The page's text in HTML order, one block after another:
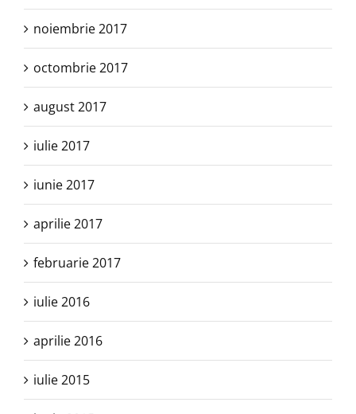
noiembrie 2017
octombrie 2017
august 2017
iulie 2017
iunie 2017
aprilie 2017
februarie 2017
iulie 2016
aprilie 2016
iulie 2015